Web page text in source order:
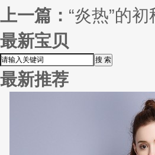
上一篇： “炎热”的
最新宝贝
最新推荐